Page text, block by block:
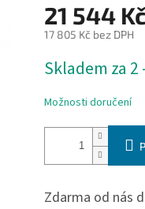
21 544
17 805 Kč bez DPH
cena:
Skladem za 2
Možnosti doručení
Zdarma od nás